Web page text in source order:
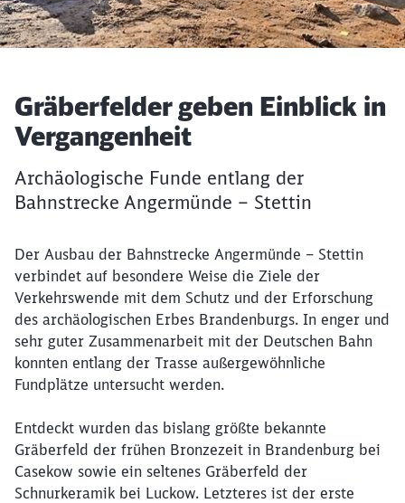
Artikel:
Gräberfelder geben Einblick in
Vergangenheit
Archäologische Funde entlang der
Bahnstrecke Angermünde – Stettin
Der Ausbau der Bahnstrecke Angermünde – Stettin
verbindet auf besondere Weise die Ziele der
Verkehrswende mit dem Schutz und der Erforschung
des archäologischen Erbes Brandenburgs. In enger und
sehr guter Zusammenarbeit mit der Deutschen Bahn
konnten entlang der Trasse außergewöhnliche
Fundplätze untersucht werden.
Entdeckt wurden das bislang größte bekannte
Gräberfeld der frühen Bronzezeit in Brandenburg bei
Casekow sowie ein seltenes Gräberfeld der
Schnurkeramik bei Luckow. Letzteres ist der erste